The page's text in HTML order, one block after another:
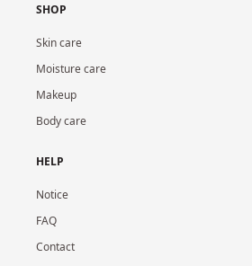
SHOP
Skin care
Moisture care
Makeup
Body care
HELP
Notice
FAQ
Contact